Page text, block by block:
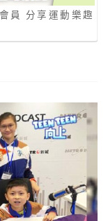
員 分享運動樂趣